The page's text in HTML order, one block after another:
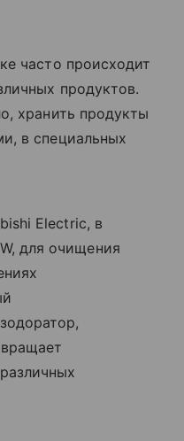
часто происходит
продуктов.
хранить продукты
в специальных
Electric, в
для очищения